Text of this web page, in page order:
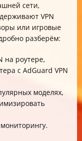
сети,
VPN
или игровые
разберём:
на роутере,
с AdGuard VPN
моделях,